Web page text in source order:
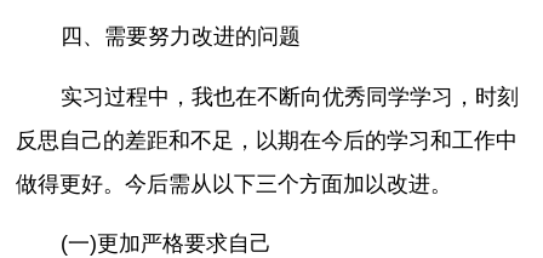
四、需要努力改进的问题
实习过程中，我也在不断向优秀同学学习，时刻
反思自己的差距和不足，以期在今后的学习和工作中
做得更好。今后需从以下三个方面加以改进。
(一)更加严格要求自己